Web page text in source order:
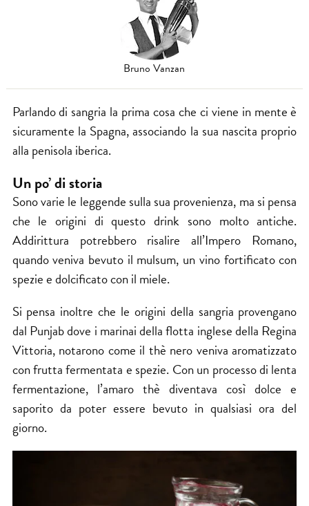
Bruno Vanzan
Parlando di sangria la prima cosa che ci viene in mente è
sicuramente la Spagna, associando la sua nascita proprio
alla penisola iberica.
Un po’ di storia
Sono varie le leggende sulla sua provenienza, ma si pensa
che le origini di questo drink sono molto antiche.
Addirittura potrebbero risalire all’Impero Romano,
quando veniva bevuto il mulsum, un vino fortificato con
spezie e dolcificato con il miele.
Si pensa inoltre che le origini della sangria provengano
dal Punjabdove i marinai della flotta inglese della Regina
Vittoria, notarono come il thè nero veniva aromatizzato
con frutta fermentata e spezie. Con un processo di lenta
fermentazione, l’amaro thè diventava così dolce e
saporito da poter essere bevuto in qualsiasi ora del
giorno.